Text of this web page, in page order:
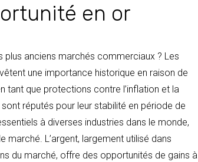
en or
plus anciens marchés commerciaux ? Les
une importance historique en raison de
tant que protections contre l’inflation et la
réputés pour leur stabilité en période de
à diverses industries dans le monde,
marché. L’argent, largement utilisé dans
du marché, offre des opportunités de gains à